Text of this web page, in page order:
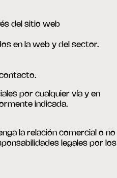
del sitio web
en la web y del sector.
por cualquier vía y en
indicada.
la relación comercial o no
legales por los